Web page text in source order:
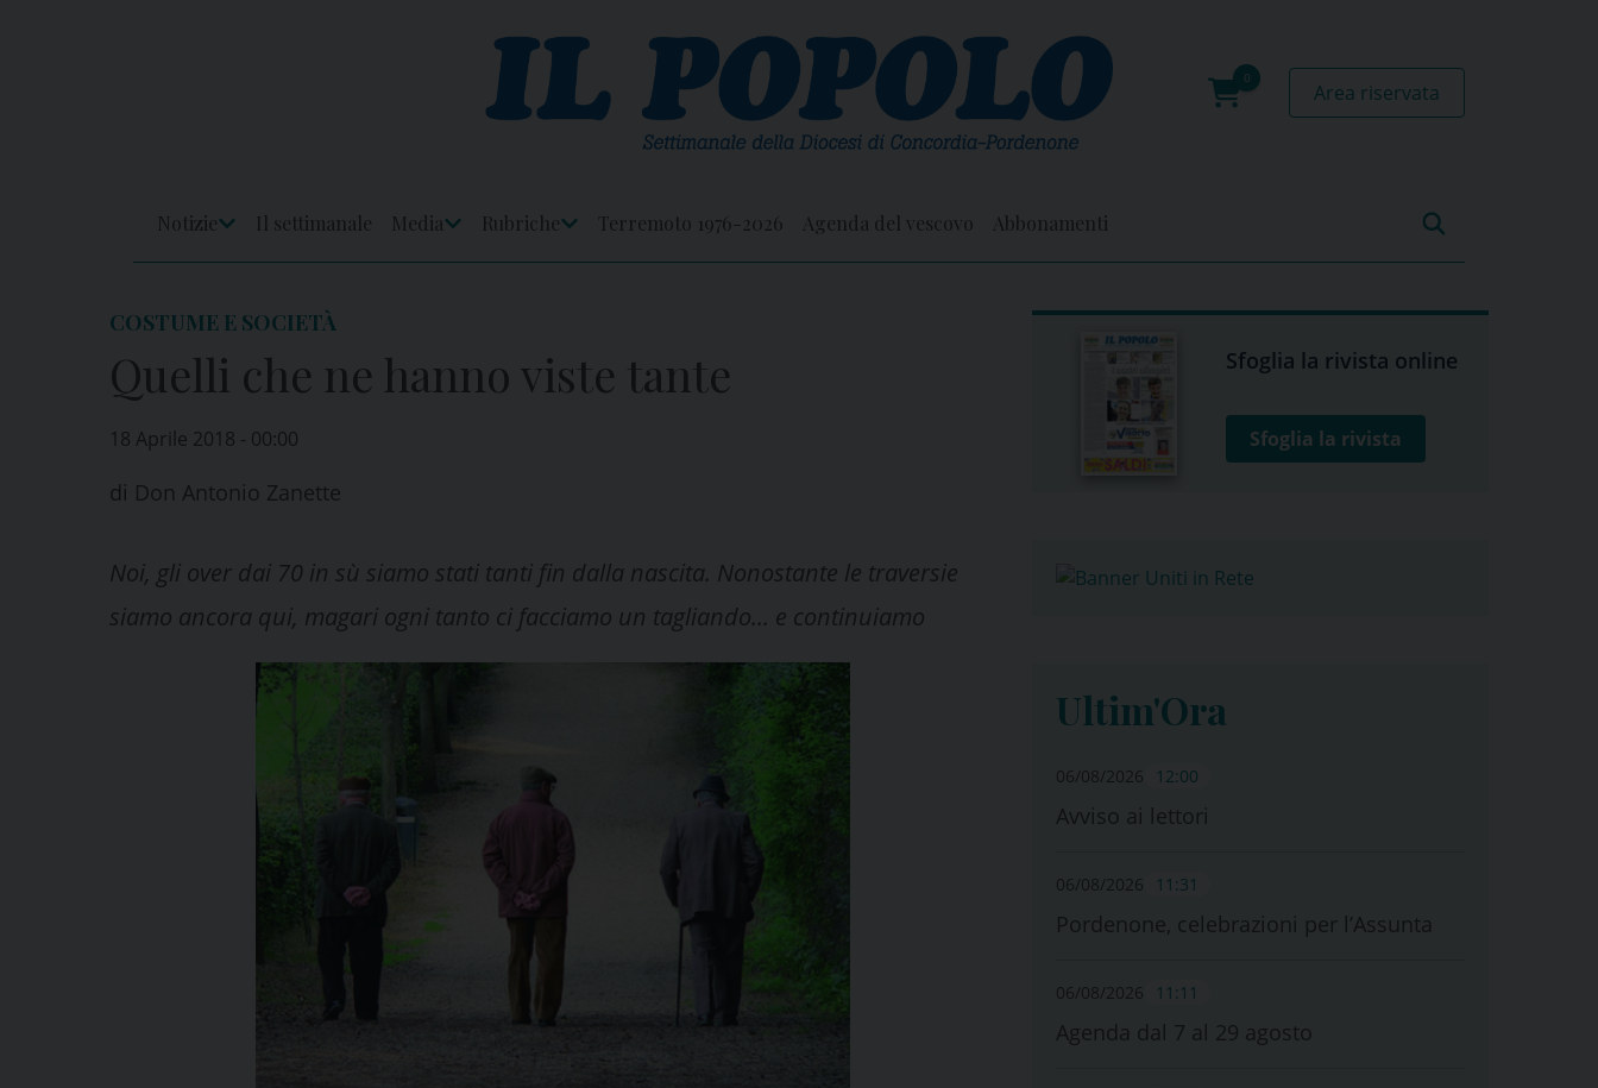
0
Area riservata
Notizie
Il settimanale
Media
Rubriche
Terremoto 1976-2026 Agenda del vescovo Abbonamenti
COSTUME E SOCIETÀ
Quelli che ne hanno viste tante
18 Aprile 2018 - 00:00
di Don Antonio Zanette
Noi, gli over dai 70 in sù siamo stati tanti fin dalla nascita. Nonostante le traversie
siamo ancora qui, magari ogni tanto ci facciamo un tagliando... e continuiamo
Sfoglia la rivista online
Sfoglia la rivista
Ultim'Ora
06/08/2026 12:00
Avviso ai lettori
06/08/2026 11:31
Pordenone, celebrazioni per l’Assunta
06/08/2026 11:11
Agenda dal 7 al 29 agosto